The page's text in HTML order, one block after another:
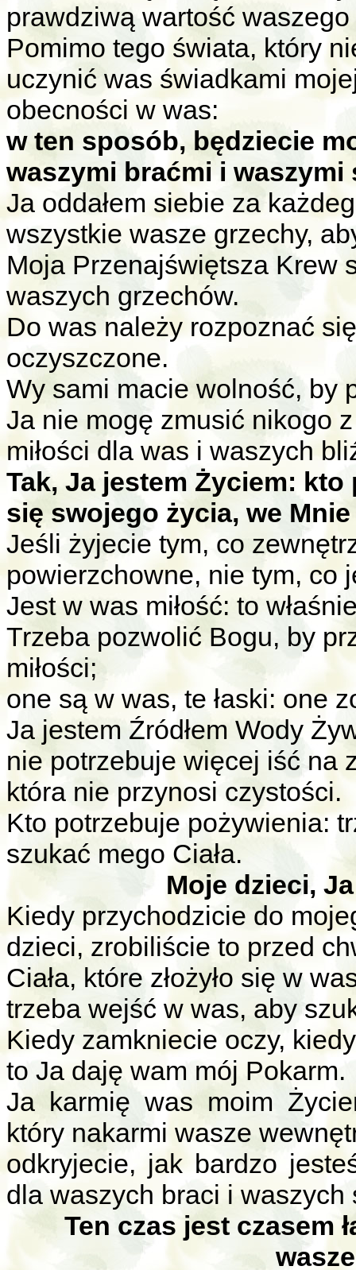
prawdziwą wartość
Pomimo tego świata, który
uczynić was świadkami
obecności w was:
w ten sposób, będziecie
waszymi braćmi i waszymi
Ja oddałem siebie za
wszystkie wasze grzechy,
Moja Przenajświętsza Krew
waszych grzechów.
Do was należy rozpoznać
oczyszczone.
Wy sami macie wolność, by
Ja nie mogę zmusić nikogo
miłości dla was i waszych
Tak, Ja jestem Życiem:
się swojego życia, we
Jeśli żyjecie tym, co
powierzchowne, nie tym, co
Jest w was miłość: to
Trzeba pozwolić Bogu, by
miłości;
one są w was, te łaski: one
Ja jestem Źródłem Wody
nie potrzebuje więcej iść na
która nie przynosi czystości.
Kto potrzebuje pożywienia:
szukać mego Ciała.
Moje dzieci,
Kiedy przychodzicie do
dzieci, zrobiliście to przed
Ciała, które złożyło się w
trzeba wejść w was, aby
Kiedy zamkniecie oczy,
to Ja daję wam mój Pokarm.
Ja karmię was moim
który nakarmi wasze
odkryjecie, jak bardzo
dla waszych braci i waszych
Ten czas jest czasem